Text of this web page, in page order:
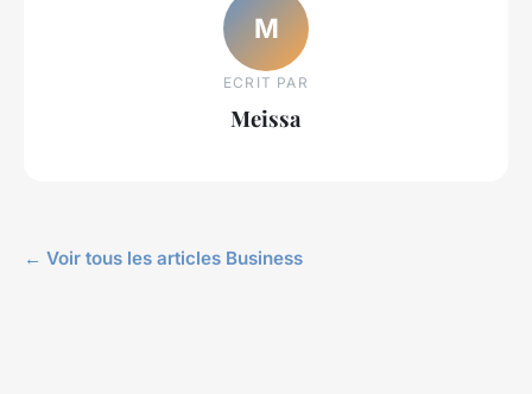
M
ECRIT PAR
Meissa
← Voir tous les articles Business